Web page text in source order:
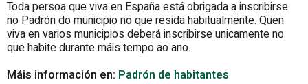
Toda persoa que viva en España está obrigada a inscribirse
no Padrón do municipio no que resida habitualmente. Quen
viva en varios municipios deberá inscribirse unicamente no
que habite durante máis tempo ao ano.
Máis información en: Padrón de habitantes